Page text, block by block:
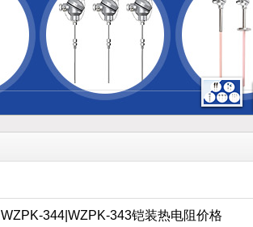
WZPK-344|WZPK-343铠装热电阻价格